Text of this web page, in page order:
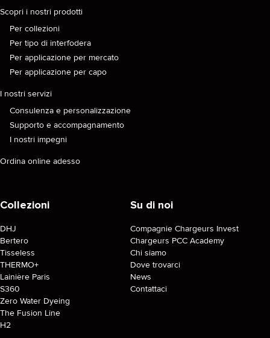
Scopri i nostri prodotti
Per collezioni
Per tipo di interfodera
Per applicazione per mercato
Per applicazione per capo
I nostri servizi
Consulenza e personalizzazione
Supporto e accompagnamento
I nostri impegni
Ordina online adesso
Collezioni
DHJ
Bertero
Tisseless
THERMO+
Lainière Paris
S360
Zero Water Dyeing
The Fusion Line
H2
Su di noi
Compagnie Chargeurs Invest
Chargeurs PCC Academy
Chi siamo
Dove trovarci
News
Contattaci